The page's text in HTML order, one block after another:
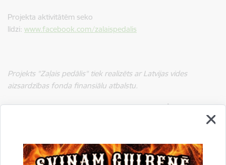
Projekta aktivitātēm seko
līdzi: www.facebook.com/zalaispedalis
Projekts "Zaļais pedālis" tiek realizēts ar Latvijas vides
aizsardzības fonda finansiālu atbalstu.